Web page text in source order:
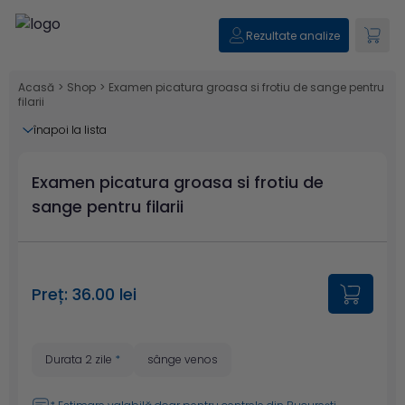
Rezultate analize
Acasă > Shop > Examen picatura groasa si frotiu de sange pentru
filarii
înapoi la lista
Examen picatura groasa si frotiu de
sange pentru filarii
Preț: 36.00 lei
Durata 2 zile * sânge venos